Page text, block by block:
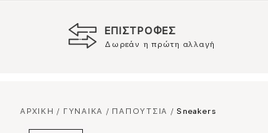
ΕΠΙΣΤΡΟΦΕΣ
Δωρεάν η πρώτη αλλαγή
ΑΡΧΙΚΗ / ΓΥΝΑΙΚΑ / ΠΑΠΟΥΤΣΙΑ / Sneakers